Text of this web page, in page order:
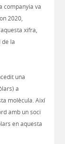
companyia va
2020,
xifra,
de la
una
a
molècula. Així
amb un soci
en aquesta